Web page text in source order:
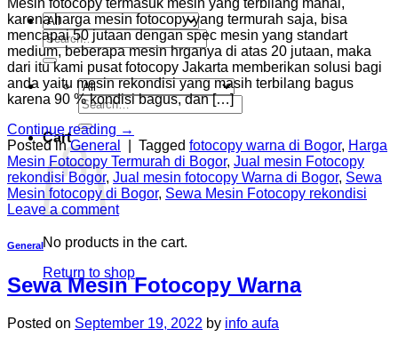
Search
for:
Search
for:
Cart
No products in the cart.
Return to shop
Mesin fotocopy termasuk mesin yang terbilang mahal,
karena harga mesin fotocopy yang termurah saja, bisa
mencapai 50 jutaan dengan spec mesin yang standart
medium, beberapa mesin hrganya di atas 20 jutaan, maka
dari itu kami pusat fotocopy Jakarta memberikan solusi bagi
anda yaitu mesin rekondisi yang masih terbilang bagus
karena 90 % kondisi bagus, dan […]
Continue reading →
Posted inGeneral Tagged fotocopy warna di Bogor, Harga
Mesin Fotocopy Termurah di Bogor, Jual mesin Fotocopy
rekondisi Bogor, Jual mesin fotocopy Warna di Bogor, Sewa
Mesin fotocopy di Bogor, Sewa Mesin Fotocopy rekondisi
Leave a comment
General
Sewa Mesin Fotocopy Warna
Posted on September 19, 2022 by info aufa